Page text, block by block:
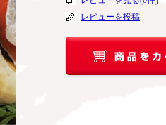
レビューを投稿